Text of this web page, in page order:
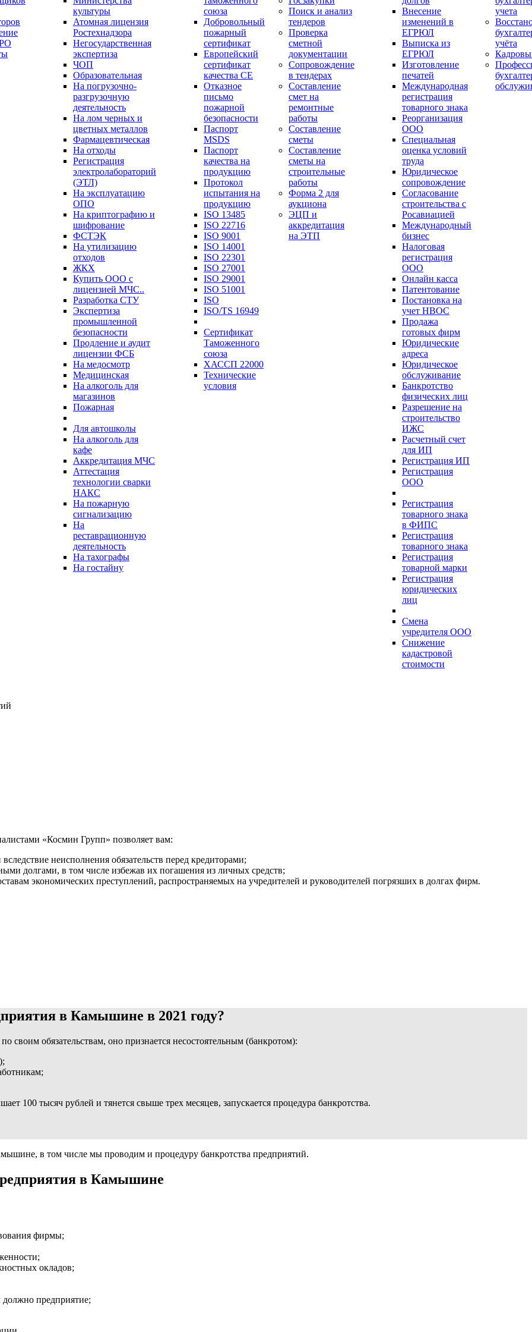
культуры
Атомная лицензия
Ростехнадзора
Негосударственная
экспертиза
ЧОП
Образовательная
На погрузочно-
разгрузочную
деятельность
На лом черных и
цветных металлов
Фармацевтическая
На отходы
Регистрация
электролабораторий
(ЭТЛ)
На эксплуатацию
ОПО
На криптографию и
шифрование
ФСТЭК
На утилизацию
отходов
ЖКХ
Купить ООО с
лицензией МЧС..
Разработка СТУ
Экспертиза
промышленной
безопасности
Продление и аудит
лицензии ФСБ
На медосмотр
Медицинская
На алкоголь для
магазинов
Пожарная
Для автошколы
На алкоголь для
кафе
Аккредитация МЧС
Аттестация
технологии сварки
НАКС
На пожарную
сигнализацию
На
реставрационную
деятельность
На тахографы
На гостайну
союза
Добровольный
пожарный
сертификат
Европейский
сертификат
качества СЕ
Отказное
письмо
пожарной
безопасности
Паспорт
МSDS
Паспорт
качества на
продукцию
Протокол
испытания на
продукцию
ISO 13485
ISO 22716
ISO 9001
ISO 14001
ISO 22301
ISO 27001
ISO 29001
ISO 51001
ISO
ISO/TS 16949
Сертификат
Таможенного
союза
ХАССП 22000
Технические
условия
Поиск и анализ
тендеров
Проверка
сметной
документации
Сопровождение
в тендерах
Составление
смет на
ремонтные
работы
Составление
сметы
Составление
сметы на
строительные
работы
Форма 2 для
аукциона
ЭЦП и
аккредитация
на ЭТП
Внесение
изменений в
ЕГРЮЛ
Выписка из
ЕГРЮЛ
Изготовление
печатей
Международная
регистрация
товарного знака
Реорганизация
ООО
Специальная
оценка условий
труда
Юридическое
сопровождение
Согласование
строительства с
Росавиацией
Международный
бизнес
Налоговая
регистрация
ООО
Онлайн касса
Патентование
Постановка на
учет НВОС
Продажа
готовых фирм
Юридические
адреса
Юридическое
обслуживание
Банкротство
физических лиц
Разрешение на
строительство
ИЖС
Расчетный счет
для ИП
Регистрация ИП
Регистрация
ООО
Регистрация
товарного знака
в ФИПС
Регистрация
товарного знака
Регистрация
товарной марки
Регистрация
юридических
лиц
Смена
учредителя ООО
Снижение
кадастровой
стоимости
учета
учёта
«Космин Групп» позволяет вам:
неисполнения обязательств перед кредиторами;
долгами, в том числе избежав их погашения из личных средств;
экономических преступлений, распространяемых на учредителей и руководителей погрязших в долгах фирм.
в Камышине в 2021 году?
своим обязательствам, оно признается несостоятельным (банкротом):
100 тысяч рублей и тянется свыше трех месяцев, запускается процедура банкротства.
в том числе мы проводим и процедуру банкротства предприятий.
в Камышине
фирмы;
окладов;
предприятие;